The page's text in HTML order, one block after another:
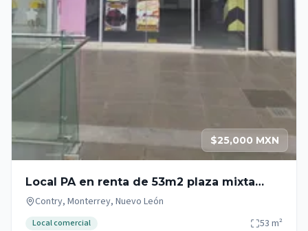
$25,000 MXN
Local PA en renta de 53m2 plaza mixta
zona Garza Sada - Contry - Tec
Contry, Monterrey, Nuevo León
Local comercial 53 m²